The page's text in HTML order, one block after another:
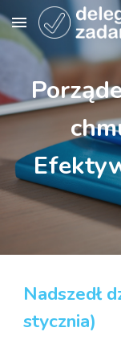
Skip to main
Nadszedł
stycznia)